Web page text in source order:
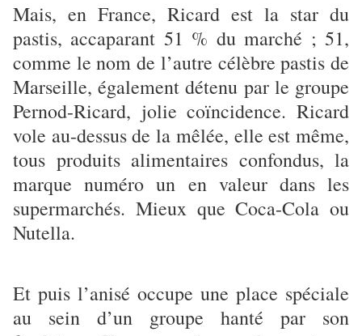
Mais, en France, Ricard est la star du
pastis, accaparant 51 % du marché ; 51,
comme le nom de l’autre célèbre pastis de
Marseille, également détenu par le groupe
Pernod-Ricard, jolie coïncidence. Ricard
vole au-dessus de la mêlée, elle est même,
tous produits alimentaires confondus, la
marque numéro un en valeur dans les
supermarchés. Mieux que Coca-Cola ou
Nutella.
Et puis l’anisé occupe une place spéciale
au sein d’un groupe hanté par son